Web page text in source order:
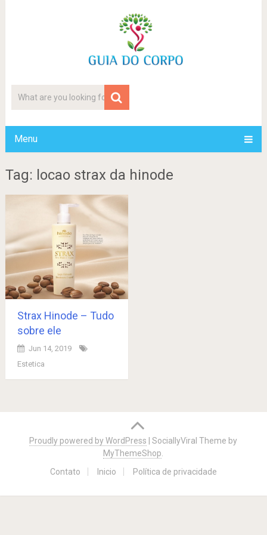
Menu
Tag: locao strax da hinode
Strax Hinode – Tudo
sobre ele
Jun 14, 2019
Estetica
navigation
Proudly powered by WordPress |SociallyViral Theme by
MyThemeShop.
Contato
Inicio Política de privacidade